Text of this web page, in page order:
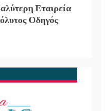
Εταιρεία
Οδηγός